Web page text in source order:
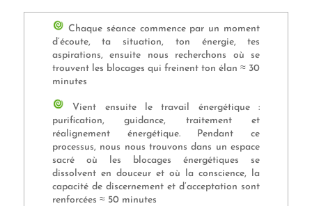
Chaque séance commence par un moment
d’écoute, ta situation, ton énergie, tes
aspirations, ensuite nous recherchons où se
trouvent les blocages qui freinent ton élan ≈ 30
minutes
Vient ensuite le travail énergétique :
purification, guidance, traitement et
réalignement énergétique. Pendant ce
processus, nous nous trouvons dans un espace
sacré où les blocages énergétiques se
dissolvent en douceur et où la conscience, la
capacité de discernement et d’acceptation sont
renforcées ≈ 50 minutes